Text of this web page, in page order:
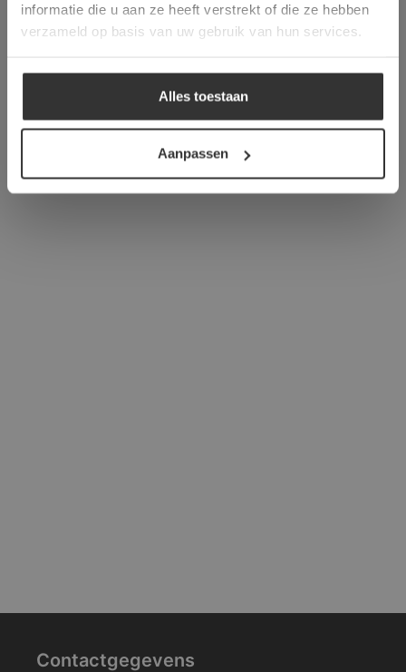
informatie die u aan ze heeft verstrekt of die ze hebben
verzameld op basis van uw gebruik van hun services.
Alles toestaan
Aanpassen
Contactgegevens
ALLES ACCEPTEREN
ALLES AFWIJZEN
DETAILS WEERGEVEN